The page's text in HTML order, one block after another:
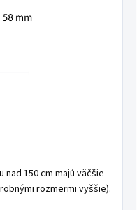
150 cm majú väčšie
rozmermi vyššie).